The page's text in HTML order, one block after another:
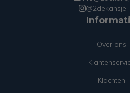
Over ons
Klachten